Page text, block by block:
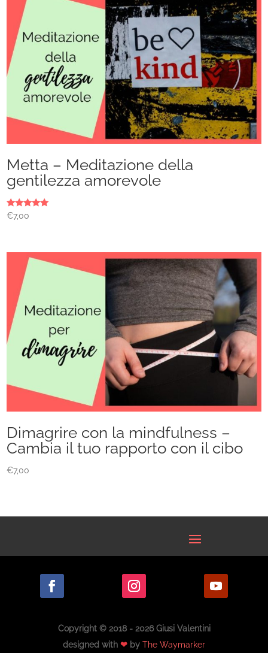
Metta – Meditazione della
gentilezza amorevole
Valutato
5.00
€7,00
Dimagrire con la mindfulness –
Cambia il tuo rapporto con il cibo
€7,00
Copyright © 2018 - 2026 Giusi Valentini
designed with ❤ by The Waymarker